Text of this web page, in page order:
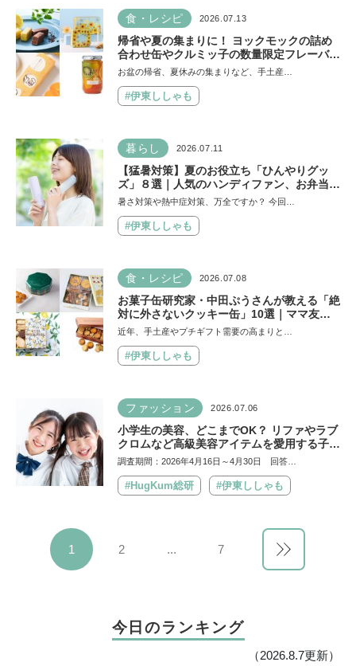
食・レシピ 2026.07.13
帰省や夏の集まりに！ ヨックモックの詰め
合わせ缶やクルミッ子の数量限定フレーバー
など、絶対に喜ばれる「夏の手土産」８選
お盆の帰省、夏休みの集まりなど、手土産…
#伊東ししゃも
暮らし 2026.07.11
【猛暑対策】夏のお役立ち「ひんやりグッ
ズ」８選｜人気のハンディファン、お弁当の
保冷グッズ、災害時の暑さ対策セットなど
暑さ対策や熱中症対策、万全ですか？ 今回…
#伊東ししゃも
食・レシピ 2026.07.08
お菓子缶研究家・中田ぷうさんが教える「絶
対に外さないクッキー缶」10選｜ママ友や
義実家への贈り物、自分へのご褒美に！
近年、手土産やプチギフト需要の高まりと…
#伊東ししゃも
ファッション 2026.07.06
小学生の美容、どこまでOK？ リファやラブ
クロムなど高級美容アイテムを愛用する子ど
もたちも。親の5割以上が美容に肯定的
調査期間：2026年4月16日～4月30日 回答…
#HugKum総研 #伊東ししゃも
1 2 ... 7
今日のランキング
（2026.8.7更新）